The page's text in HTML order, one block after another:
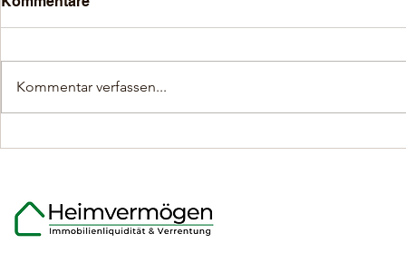
wissen sollten.
Kommentar verfassen...